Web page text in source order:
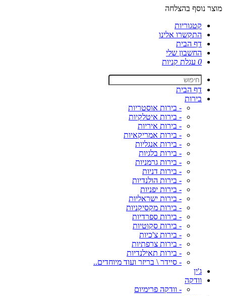
מוצר נוסף בהצלחה
קטגוריות
התקשרו אלינו
דף הבית
החשבון שלי
0 עגלת קניות
דף הבית
בירות
- בירות אוסטריות
- בירות איטלקיות
- בירות איריות
- בירות אמריקאיות
- בירות אנגליות
- בירות בלגיות
- בירות גרמניות
- בירות דניות
- בירות הולנדיות
- בירות יפניות
- בירות ישראליות
- בירות מקסיקניות
- בירות ספרדיות
- בירות סקוטיות
- בירות צ'כיות
- בירות צרפתיות
- בירות תאילנדיות
- סיידר \ בריזר ועוד מיוחדים..
ג'ין
וודקה
- וודקה פרימיום